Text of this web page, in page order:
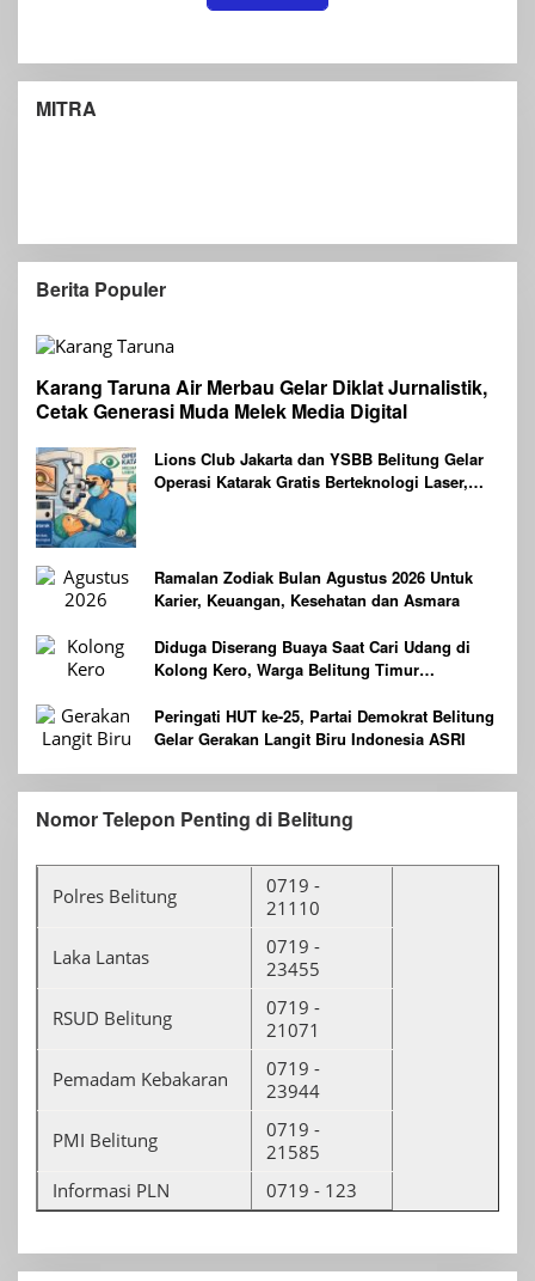
MITRA
Berita Populer
Karang Taruna Air Merbau Gelar Diklat Jurnalistik,
Cetak Generasi Muda Melek Media Digital
Lions Club Jakarta dan YSBB Belitung Gelar
Operasi Katarak Gratis Berteknologi Laser,
Ramalan Zodiak Bulan Agustus 2026 Untuk
Karier, Keuangan, Kesehatan dan Asmara
Diduga Diserang Buaya Saat Cari Udang di
Kolong Kero, Warga Belitung Timur
Peringati HUT ke-25, Partai Demokrat Belitung
Gelar Gerakan Langit Biru Indonesia ASRI
Nomor Telepon Penting di Belitung
Polres Belitung
0719 -
21110
Laka Lantas
0719 -
23455
RSUD Belitung
0719 -
21071
Pemadam Kebakaran
0719 -
23944
PMI Belitung
0719 -
21585
Informasi PLN
0719 - 123